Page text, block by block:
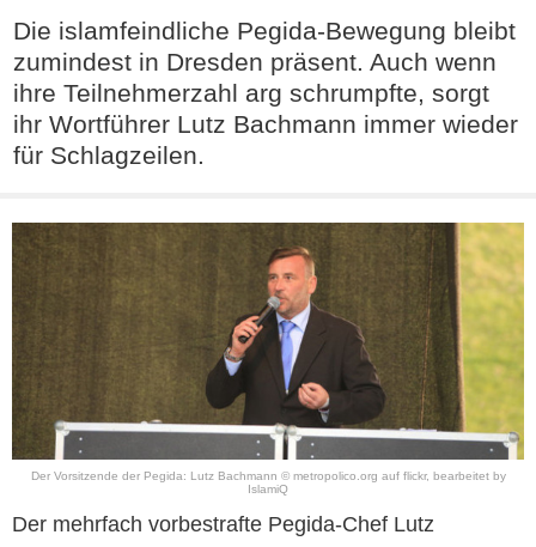
DEBATTE
Die islamfeindliche Pegida-Bewegung bleibt
zumindest in Dresden präsent. Auch wenn
ihre Teilnehmerzahl arg schrumpfte, sorgt
ihr Wortführer Lutz Bachmann immer wieder
für Schlagzeilen.
Der Vorsitzende der Pegida: Lutz Bachmann © metropolico.org auf flickr, bearbeitet by
IslamiQ
Der mehrfach vorbestrafte Pegida-Chef Lutz